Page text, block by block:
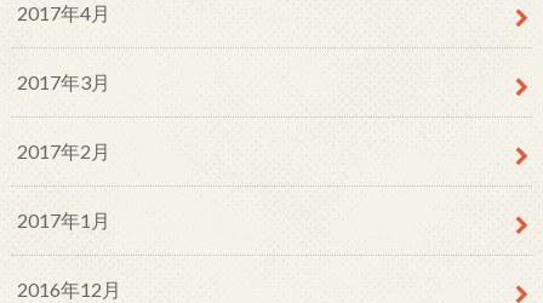
2017年4月
2017年3月
2017年2月
2017年1月
2016年12月